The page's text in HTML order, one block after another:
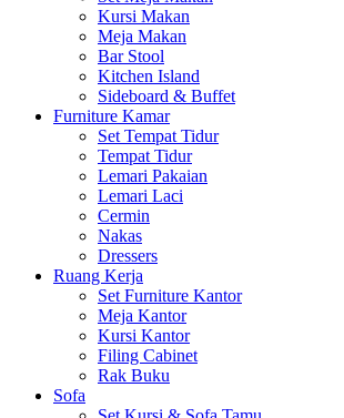
Kursi Makan
Meja Makan
Bar Stool
Kitchen Island
Sideboard & Buffet
Furniture Kamar
Set Tempat Tidur
Tempat Tidur
Lemari Pakaian
Lemari Laci
Cermin
Nakas
Dressers
Ruang Kerja
Set Furniture Kantor
Meja Kantor
Kursi Kantor
Filing Cabinet
Rak Buku
Sofa